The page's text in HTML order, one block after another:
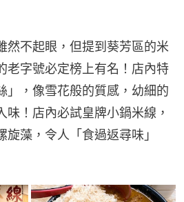
然不起眼，但提到葵芳區的米
老字號必定榜上有名！店內特
」，像雪花般的質感，幼細的
味！店內必試皇牌小鍋米線，
藻，令人「食過返尋味」